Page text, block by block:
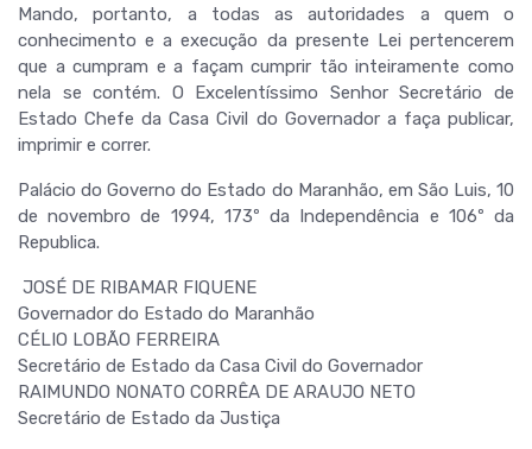
Mando, portanto, a todas as autoridades a quem o
conhecimento e a execução da presente Lei pertencerem
que a cumpram e a façam cumprir tão inteiramente como
nela se contém. O Excelentíssimo Senhor Secretário de
Estado Chefe da Casa Civil do Governador a faça publicar,
imprimir e correr.
Palácio do Governo do Estado do Maranhão, em São Luis, 10
de novembro de 1994, 173º da Independência e 106º da
Republica.
JOSÉ DE RIBAMAR FIQUENE
Governador do Estado do Maranhão
CÉLIO LOBÃO FERREIRA
Secretário de Estado da Casa Civil do Governador
RAIMUNDO NONATO CORRÊA DE ARAUJO NETO
Secretário de Estado da Justiça